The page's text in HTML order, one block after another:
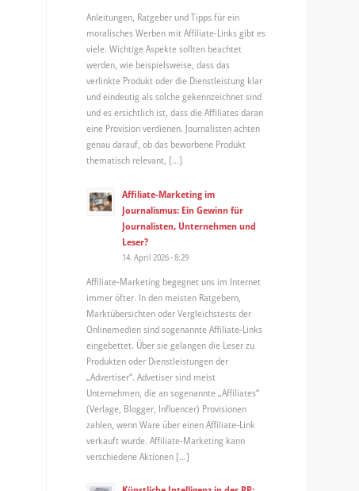
Anleitungen, Ratgeber und Tipps für ein
moralisches Werben mit Affiliate-Links gibt es
viele. Wichtige Aspekte sollten beachtet
werden, wie beispielsweise, dass das
verlinkte Produkt oder die Dienstleistung klar
und eindeutig als solche gekennzeichnet sind
und es ersichtlich ist, dass die Affiliates daran
eine Provision verdienen. Journalisten achten
genau darauf, ob das beworbene Produkt
thematisch relevant, […]
Affiliate-Marketing im
Journalismus: Ein Gewinn für
Journalisten, Unternehmen und
Leser?
14. April 2026 - 8:29
Affiliate-Marketing begegnet uns im Internet
immer öfter. In den meisten Ratgebern,
Marktübersichten oder Vergleichstests der
Onlinemedien sind sogenannte Affiliate-Links
eingebettet. Über sie gelangen die Leser zu
Produkten oder Dienstleistungen der
„Advertiser“. Advetiser sind meist
Unternehmen, die an sogenannte „Affiliates“
(Verlage, Blogger, Influencer) Provisionen
zahlen, wenn Ware über einen Affiliate-Link
verkauft wurde. Affiliate-Marketing kann
verschiedene Aktionen […]